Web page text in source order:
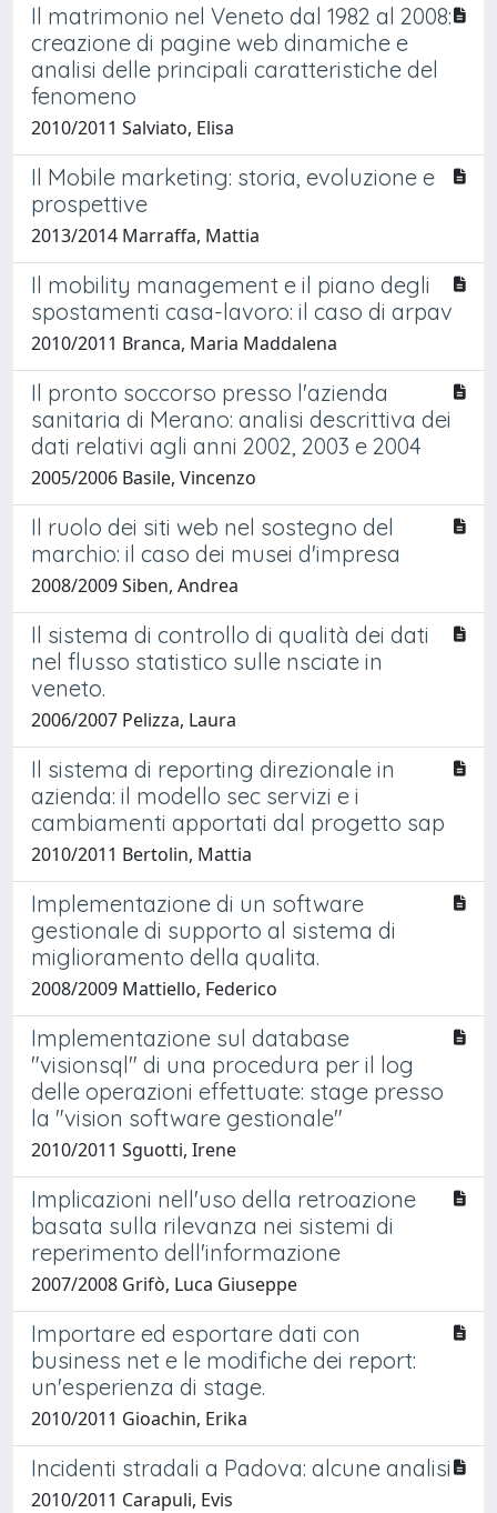
Il matrimonio nel Veneto dal 1982 al 2008:
creazione di pagine web dinamiche e
analisi delle principali caratteristiche del
fenomeno
2010/2011 Salviato, Elisa
Il Mobile marketing: storia, evoluzione e
prospettive
2013/2014 Marraffa, Mattia
Il mobility management e il piano degli
spostamenti casa-lavoro: il caso di arpav
2010/2011 Branca, Maria Maddalena
Il pronto soccorso presso l'azienda
sanitaria di Merano: analisi descrittiva dei
dati relativi agli anni 2002, 2003 e 2004
2005/2006 Basile, Vincenzo
Il ruolo dei siti web nel sostegno del
marchio: il caso dei musei d'impresa
2008/2009 Siben, Andrea
Il sistema di controllo di qualità dei dati
nel flusso statistico sulle nsciate in
veneto.
2006/2007 Pelizza, Laura
Il sistema di reporting direzionale in
azienda: il modello sec servizi e i
cambiamenti apportati dal progetto sap
2010/2011 Bertolin, Mattia
Implementazione di un software
gestionale di supporto al sistema di
miglioramento della qualita.
2008/2009 Mattiello, Federico
Implementazione sul database
"visionsql" di una procedura per il log
delle operazioni effettuate: stage presso
la "vision software gestionale"
2010/2011 Sguotti, Irene
Implicazioni nell'uso della retroazione
basata sulla rilevanza nei sistemi di
reperimento dell'informazione
2007/2008 Grifò, Luca Giuseppe
Importare ed esportare dati con
business net e le modifiche dei report:
un'esperienza di stage.
2010/2011 Gioachin, Erika
Incidenti stradali a Padova: alcune analisi
2010/2011 Carapuli, Evis